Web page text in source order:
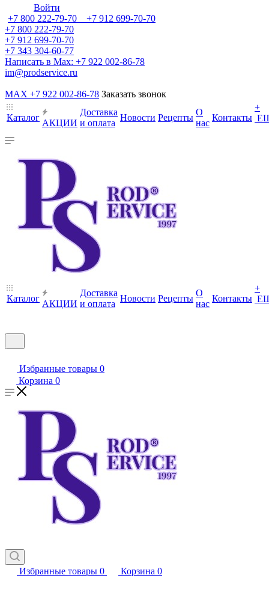
Войти
+7 800 222-79-70 +7 912 699-70-70
+7 800 222-79-70
+7 912 699-70-70
+7 343 304-60-77
Написать в Max: +7 922 002-86-78
im@prodservice.ru
MAX +7 922 002-86-78 Заказать звонок
Каталог
АКЦИИ
Доставка
и оплата
Новости Рецепты
О
нас
Контакты
+
Каталог
АКЦИИ
Доставка
и оплата
Новости Рецепты
О
нас
Контакты
+
Избранные товары 0
Корзина 0
Избранные товары 0 Корзина 0